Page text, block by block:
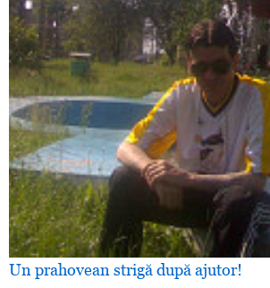
Un prahovean strigă după ajutor!